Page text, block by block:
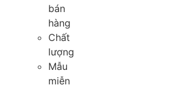
bán
hàng
Chất
lượng
Mẫu
miễn